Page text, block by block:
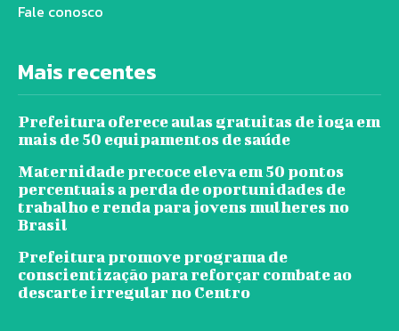
Fale conosco
Mais recentes
Prefeitura oferece aulas gratuitas de ioga em
mais de 50 equipamentos de saúde
Maternidade precoce eleva em 50 pontos
percentuais a perda de oportunidades de
trabalho e renda para jovens mulheres no
Brasil
Prefeitura promove programa de
conscientização para reforçar combate ao
descarte irregular no Centro